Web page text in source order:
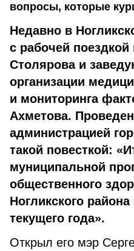
вопросы, которые
Недавно в
с рабочей
Столярова и
организации
и мониторинга
Ахметова.
администрацией
такой повесткой:
муниципальной
общественного
Ногликского
текущего года».
Открыл его мэр